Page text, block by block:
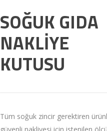
SOĞUK GIDA
NAKLİYE
KUTUSU
Tüm soğuk zincir gerektiren